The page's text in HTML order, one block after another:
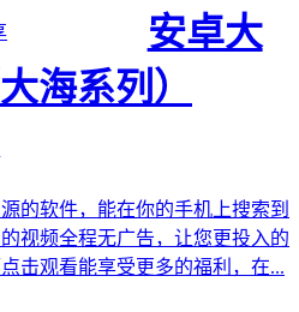
安卓大
海系列）
的软件，能在你的手机上搜索到
视频全程无广告，让您更投入的
击观看能享受更多的福利，在...